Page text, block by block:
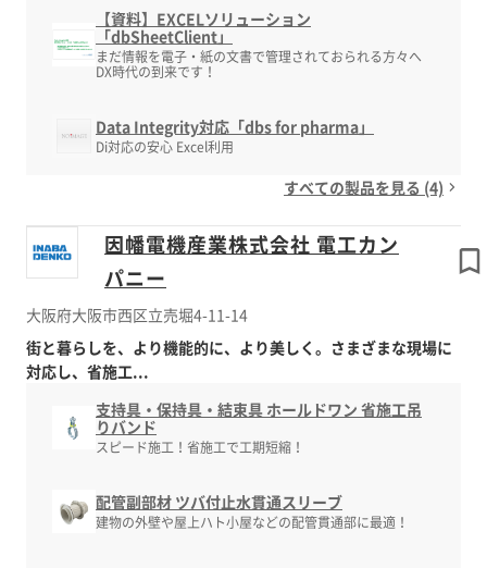
【資料】EXCELソリューション
「dbSheetClient」
まだ情報を電子・紙の文書で管理されておられる方々へ
DX時代の到来です！
Data Integrity対応「dbs for pharma」
Di対応の安心 Excel利用
すべての製品を見る (4)
因幡電機産業株式会社 電工カン
パニー
大阪府大阪市西区立売堀4-11-14
街と暮らしを、より機能的に、より美しく。さまざまな現場に
対応し、省施工...
支持具・保持具・結束具 ホールドワン 省施工吊
りバンド
スピード施工！省施工で工期短縮！
配管副部材 ツバ付止水貫通スリーブ
建物の外壁や屋上ハト小屋などの配管貫通部に最適！